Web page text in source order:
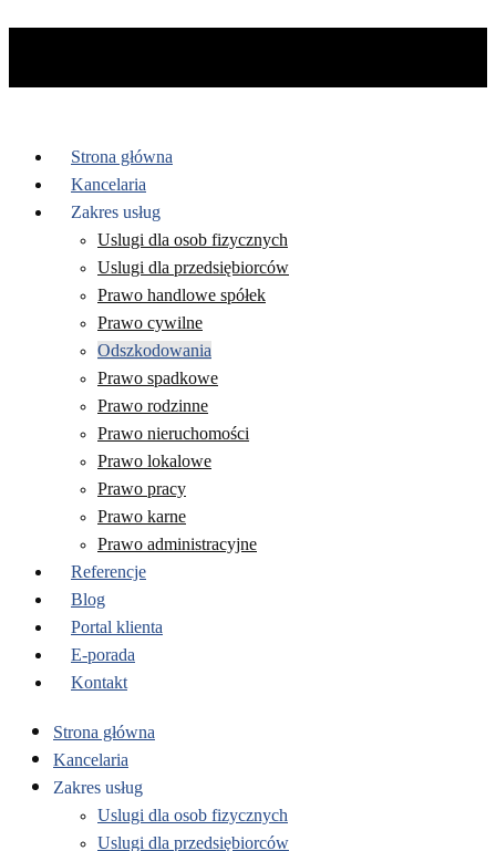
Strona główna
Kancelaria
Zakres usług
Uslugi dla osob fizycznych
Uslugi dla przedsiębiorców
Prawo handlowe spółek
Prawo cywilne
Odszkodowania
Prawo spadkowe
Prawo rodzinne
Prawo nieruchomości
Prawo lokalowe
Prawo pracy
Prawo karne
Prawo administracyjne
Referencje
Blog
Portal klienta
E-porada
Kontakt
Strona główna
Kancelaria
Zakres usług
Uslugi dla osob fizycznych
Uslugi dla przedsiębiorców